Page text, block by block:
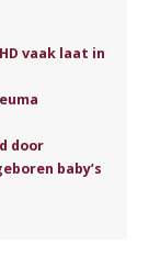
vaak laat in
door
baby’s